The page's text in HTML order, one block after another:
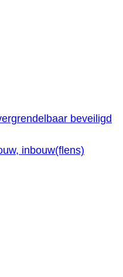
beveiligd
inbouw(flens)